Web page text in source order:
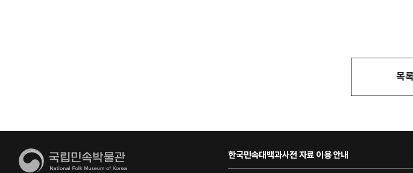
목록
한국민속대백과사전 자료 이용 안내